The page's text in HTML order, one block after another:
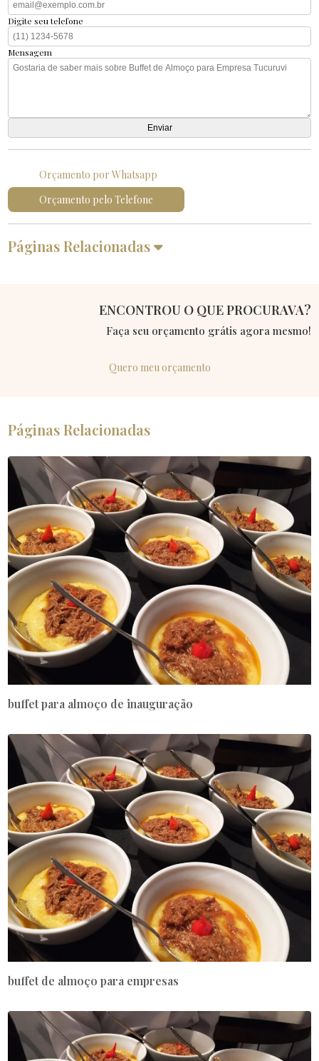
Digite seu telefone
Mensagem
Orçamento por Whatsapp
Orçamento pelo Telefone
Páginas Relacionadas
ENCONTROU O QUE PROCURAVA?
Faça seu orçamento grátis agora mesmo!
Quero meu orçamento
Páginas Relacionadas
buffet para almoço de inauguração
buffet de almoço para empresas